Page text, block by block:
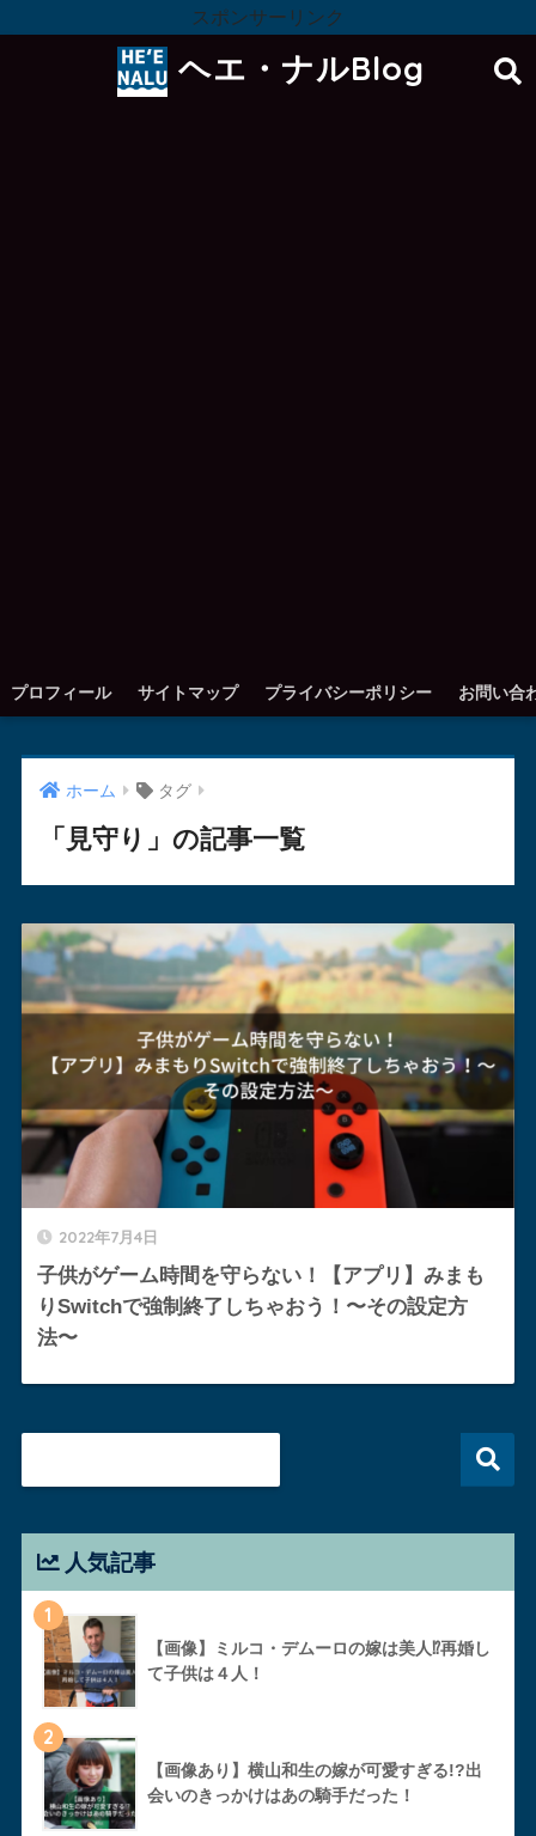
スポンサーリンク
ヘエ・ナルBlog
プロフィール サイトマップ プライバシーポリシー お問い合
ホーム タグ
「見守り」の記事一覧
2022年7月4日
子供がゲーム時間を守らない！【アプリ】みまも
りSwitchで強制終了しちゃおう！〜その設定方
法〜
人気記事
1
【画像】ミルコ・デムーロの嫁は美人⁉︎再婚し
て子供は４人！
2
【画像あり】横山和生の嫁が可愛すぎる!?出
会いのきっかけはあの騎手だった！